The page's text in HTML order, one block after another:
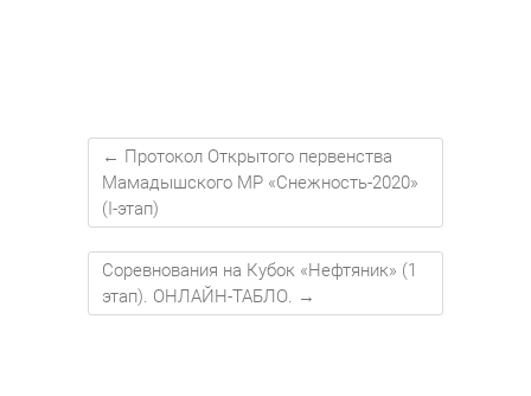
← Протокол Открытого первенства
Мамадышского МР «Снежность-2020»
(I-этап)
Соревнования на Кубок «Нефтяник» (1
этап). ОНЛАЙН-ТАБЛО. →